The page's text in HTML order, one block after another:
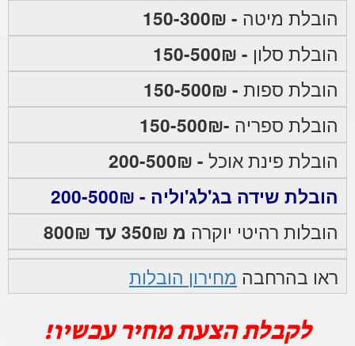
הובלת מיטה - 150-300₪
הובלת סלון - 150-500₪
הובלת ספות - 150-500₪
הובלת ספריה -150-500₪
הובלת פינת אוכל - 200-500₪
הובלת שידה בג'לג'וליה - 200-500₪
הובלות רהיטי יוקרה מ 350₪ עד 800₪
ראו בהרחבה מחירון הובלות
לקבלת הצעת מחיר עכשיו!